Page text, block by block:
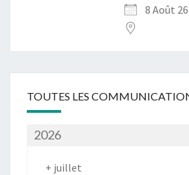
8 Août 26
TOUTES LES
2026
+ juillet